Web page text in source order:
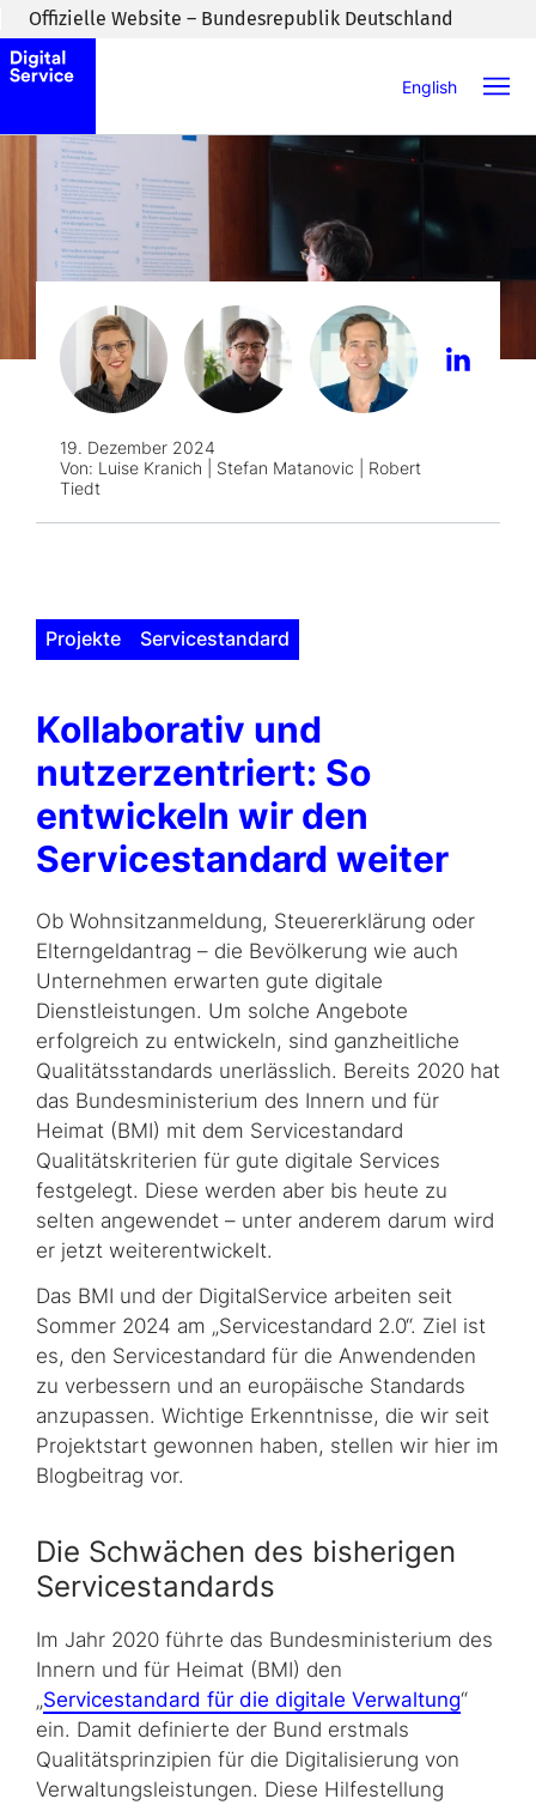
Zum Inhaltsbereich wechseln
Offizielle Website – Bundesrepublik Deutschland
English
19. Dezember 2024
Von: Luise Kranich | Stefan Matanovic | Robert
Tiedt
Projekte Servicestandard
Kollaborativ und
nutzerzen­triert: So
entwickeln wir den
Servicestandard weiter
Ob Wohnsitzanmeldung, Steuererklärung oder
Elterngeldantrag – die Bevölkerung wie auch
Unternehmen erwarten gute digitale
Dienstleistungen. Um solche Angebote
erfolgreich zu entwickeln, sind ganzheitliche
Qualitätsstandards unerlässlich. Bereits 2020 hat
das Bundesministerium des Innern und für
Heimat (BMI) mit dem Service­standard
Qualitätskriterien für gute digitale Services
festgelegt. Diese werden aber bis heute zu
selten angewendet – unter anderem darum wird
er jetzt weiterentwickelt.
Das BMI und der DigitalService arbeiten seit
Sommer 2024 am „Servicestandard 2.0“. Ziel ist
es, den Servicestandard für die Anwendenden
zu verbessern und an europäische Standards
anzupassen. Wichtige Erkenntnisse, die wir seit
Projektstart gewonnen haben, stellen wir hier im
Blogbeitrag vor.
Die Schwächen des bisherigen
Servicestandards
Im Jahr 2020 führte das Bundesministerium des
Innern und für Heimat (BMI) den
„Servicestandard für die digitale Verwaltung“
ein. Damit definierte der Bund erstmals
Qualitätsprinzipien für die Digitalisierung von
Verwaltungsleistungen. Diese Hilfestellung